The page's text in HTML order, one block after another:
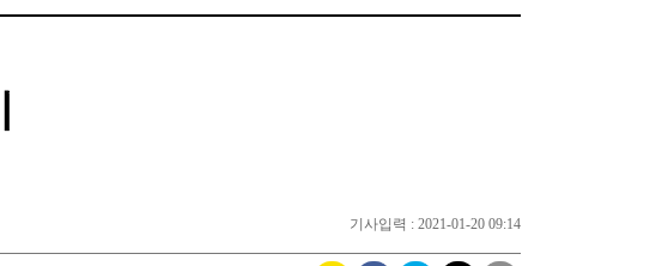
기사입력 : 2021-01-20 09:14